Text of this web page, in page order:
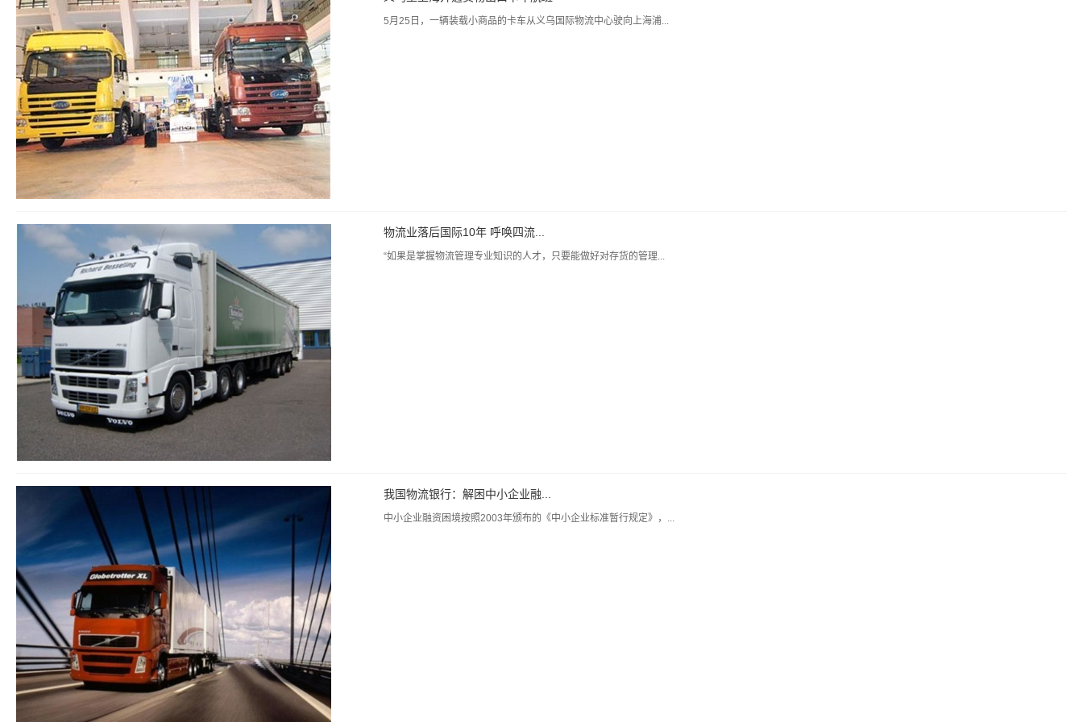
5月25日，一辆装载小商品的卡车从义乌国际物流中心驶向上海浦...
物流业落后国际10年 呼唤四流...
“如果是掌握物流管理专业知识的人才，只要能做好对存货的管理...
我国物流银行：解困中小企业融...
中小企业融资困境按照2003年颁布的《中小企业标准暂行规定》，...